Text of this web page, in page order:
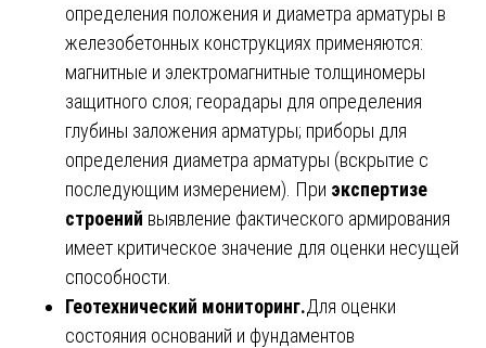
определения положения и диаметра арматуры в
железобетонных конструкциях применяются:
магнитные и электромагнитные толщиномеры
защитного слоя; георадары для определения
глубины заложения арматуры; приборы для
определения диаметра арматуры (вскрытие с
последующим измерением). При экспертизе
строений выявление фактического армирования
имеет критическое значение для оценки несущей
способности.
Геотехнический мониторинг.Для оценки
состояния оснований и фундаментов